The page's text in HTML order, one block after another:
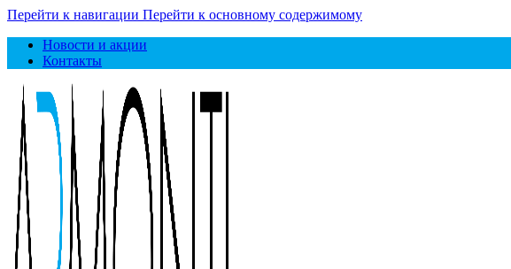
Перейти к навигации Перейти к основному содержимому
Новости и акции
Контакты